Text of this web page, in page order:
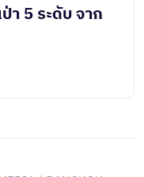
า 5 ระดับ จาก